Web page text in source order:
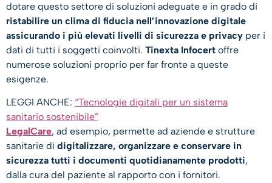
dotare questo settore di soluzioni adeguate e in grado di
ristabilire un clima di fiducia nell’innovazione digitale
assicurando i più elevati livelli di sicurezza e privacy per i
dati di tutti i soggetti coinvolti. Tinexta Infocert offre
numerose soluzioni proprio per far fronte a queste
esigenze.
LEGGI ANCHE: “Tecnologie digitali per un sistema
sanitario sostenibile”
LegalCare, ad esempio, permette ad aziende e strutture
sanitarie di digitalizzare, organizzare e conservare in
sicurezza tutti i documenti quotidianamente prodotti,
dalla cura del paziente al rapporto con i fornitori.